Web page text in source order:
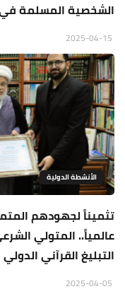
الشخصية المسلمة في
الأنشطة الدولية
تثميناً لجهودهم
عالمياً.. المتولي
التبليغ القرآني الدولي